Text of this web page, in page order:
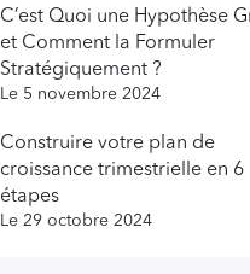
C’est Quoi une Hypothèse
et Comment la Formuler
Stratégiquement ?
Le 5 novembre 2024
Construire votre plan de
croissance trimestrielle en 6
étapes
Le 29 octobre 2024